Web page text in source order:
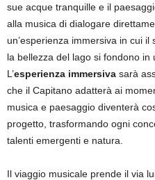
sue acque tranquille e il
alla musica di dialogare
un’esperienza immersiva in cui
la bellezza del lago si fondono in
L’esperienza immersiva sarà
che il Capitano adatterà ai
musica e paesaggio diventerà
progetto, trasformando ogni
talenti emergenti e natura.
Il viaggio musicale prende il via